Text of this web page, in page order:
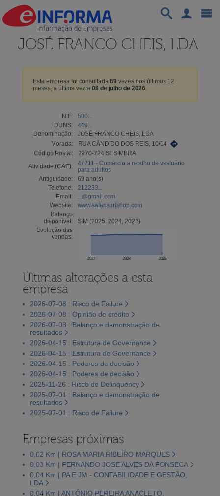
JOSÉ FRANCO CHEIS, LDA
Esta empresa foi consultada 69 vezes nos últimos 12
meses, a última vez a 08 de julho de 2026.
NIF:
500...
DUNS:
449...
Denominação:
JOSÉ FRANCO CHEIS, LDA
Morada:
RUA CÂNDIDO DOS REIS, 10/14
Código Postal:
2970-724 SESIMBRA
Atividade (CAE):
47711 - Comércio a retalho de vestuário
para adultos
Antiguidade:
69 ano(s)
Telefone:
212233...
Email:
...@gmail.com
Website:
www.safarisurfshop.com
Balanço
disponível:
SIM (2025, 2024, 2023)
Evolução das
vendas:
2023 2024 2025
Últimas alterações a esta
empresa
2026-07-08 : Risco de Failure
2026-07-08 : Opinião de crédito
2026-07-08 : Balanço e demonstração de
resultados
2026-04-15 : Estrutura de Governance
2026-04-15 : Estrutura de Governance
2026-04-15 : Poderes de decisão
2026-04-15 : Poderes de decisão
2025-11-26 : Risco de Delinquency
2025-07-01 : Balanço e demonstração de
resultados
2025-07-01 : Risco de Failure
Empresas próximas
0,02 Km | ROSA MARIA RIBEIRO MARQUES
0,03 Km | FERNANDO JOSE ALVES DA FONSECA
0,04 Km | PA E JM - CONTABILIDADE E GESTÃO,
LDA
0,04 Km | ANTÓNIO PEREIRA ANACLETO,